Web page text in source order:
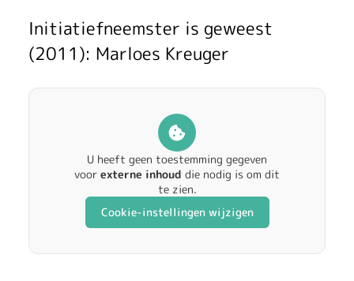
Initiatiefneemster is geweest
(2011): Marloes Kreuger
U heeft geen toestemming gegeven
voor externe inhoud die nodig is om dit
te zien.
Cookie-instellingen wijzigen